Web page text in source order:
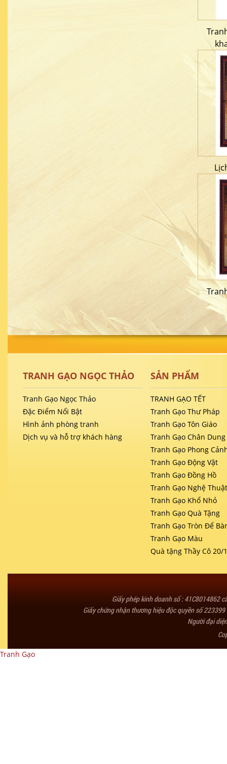
TRANH GẠO NGỌC THẢO
Tranh Gạo Ngọc Thảo
Đặc Điểm Nổi Bật
Hình ảnh phòng tranh
Dịch vụ và hỗ trợ khách hàng
SẢN PHẨM
TRANH GẠO TẾT
Tranh Gạo Thư Pháp
Tranh Gạo Tôn Giáo
Tranh Gạo Chân Dung
Tranh Gạo Phong
Tranh Gạo Động Vật
Tranh Gạo Đồng Hồ
Tranh Gạo Nghệ
Tranh Gạo Khổ Nhỏ
Tranh Gạo Quà Tặng
Tranh Gạo Tròn Để
Tranh Gạo Màu
Quà tặng Thầy Cô 20/
Giấy phép kinh doanh số : 41C8014862
Giấy chứng nhận thương hiệu độc quyền số
Người đại
Tranh Gạo